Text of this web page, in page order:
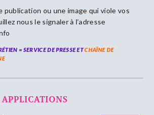
publication ou une image qui viole vos
nous le signaler à l’adresse
= SERVICE DE PRESSE ETCHAÎNE DE